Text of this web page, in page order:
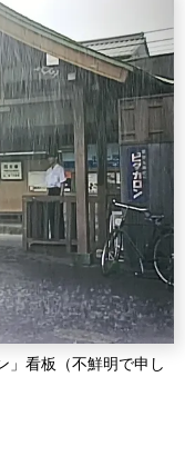
」看板（不鮮明で申し